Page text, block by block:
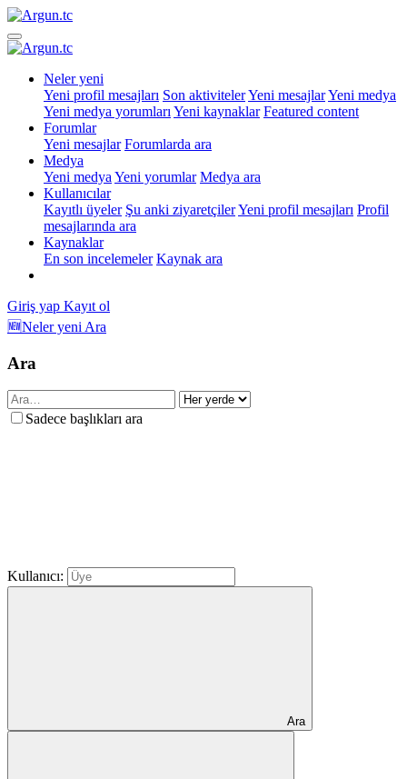
Neler yeni
Yeni profil mesajları Son aktivitelerYeni mesajlarYeni medya
Yeni medya yorumları Yeni kaynaklar Featured content
Forumlar
Yeni mesajlar Forumlarda ara
Medya
Yeni medya Yeni yorumlar Medya ara
Kullanıcılar
Kayıtlı üyeler Şu anki ziyaretçilerYeni profil mesajları Profil
mesajlarında ara
Kaynaklar
En son incelemeler Kaynak ara
Giriş yap Kayıt ol
🆕Neler yeni Ara
Ara
Sadece başlıkları ara
Kullanıcı:
Ara